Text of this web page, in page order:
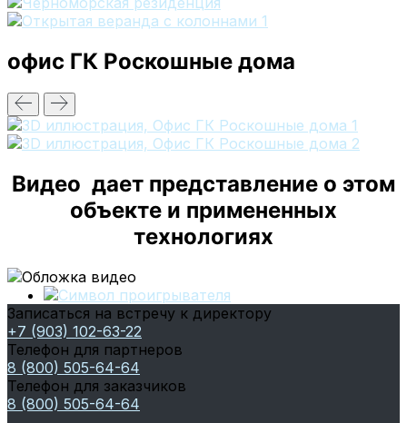
офис ГК Роскошные дома
Видео дает представление о этом
объекте и примененных
технологиях
Записаться на встречу к директору
+7 (903) 102-63-22
Телефон для партнеров
8 (800) 505-64-64
Телефон для заказчиков
8 (800) 505-64-64